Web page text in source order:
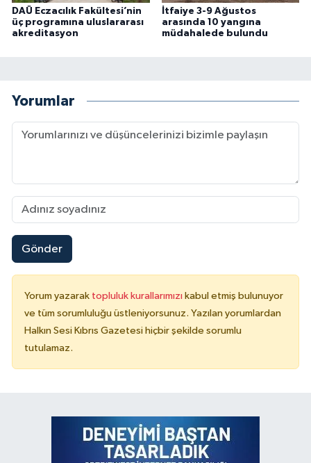
DAÜ Eczacılık Fakültesi’nin
üç programına uluslararası
akreditasyon
İtfaiye 3-9 Ağustos
arasında 10 yangına
müdahalede bulundu
Yorumlar
Gönder
Yorum yazarak topluluk kurallarımızı kabul etmiş bulunuyor
ve tüm sorumluluğu üstleniyorsunuz. Yazılan yorumlardan
Halkın Sesi Kıbrıs Gazetesi hiçbir şekilde sorumlu
tutulamaz.